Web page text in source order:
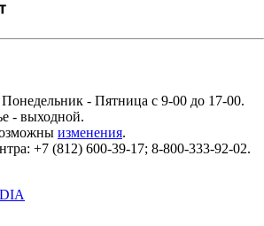
- Пятница с 9-00 до 17-00.
- выходной.
изменения.
+7 (812) 600-39-17; 8-800-333-92-02.